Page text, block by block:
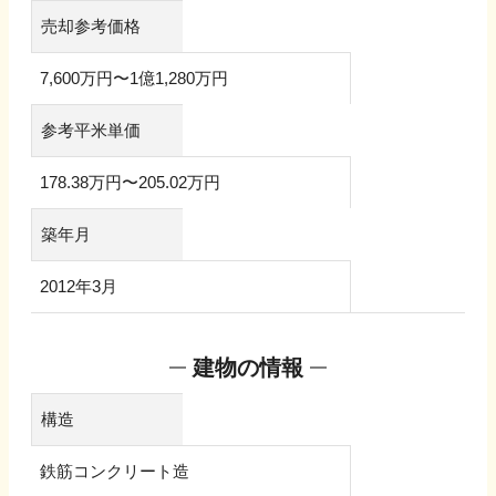
売却参考価格
7,600万円〜1億1,280万円
参考平米単価
178.38万円〜205.02万円
築年月
2012年3月
建物の情報
構造
鉄筋コンクリート造